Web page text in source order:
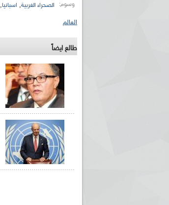
وسوم: الصحراء الغربية, اسبانيا,
العالم
طالع ايضاً